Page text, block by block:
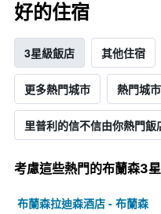
好的住宿
3星級飯店 其他住宿
更多熱門城市 熱門城市
里普利的信不信由你熱門飯
考慮這些熱門的布蘭森3
布蘭森拉迪森酒店 - 布蘭森